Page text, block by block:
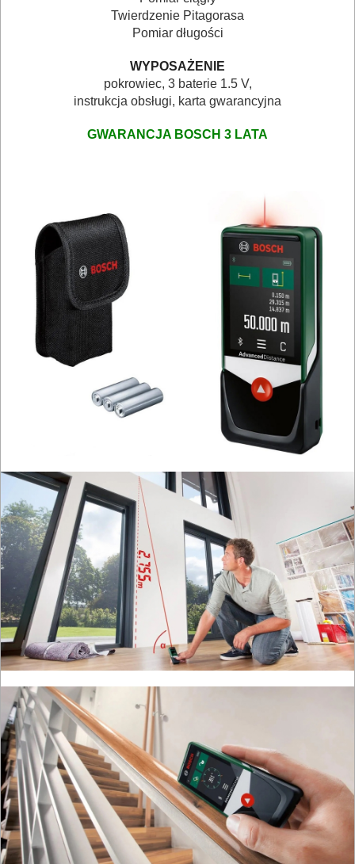
WARSZTATOWE
OSPRZĘT
HYDRAULICZNE
NARZĘDZIA
INSTALACYJNE,
PALNIKI
PNEUMATYCZNE
AKCESORIA
KOMPRESORY
SPAWALNICTWO
URZĄDZENIA
ROZRUCHOWE
PROSTOWNIKI
I
OSPRZĘT
AGREGATY
PRĄDOWE
ODZIEŻ
ROBOCZA
I
BHP
SPRZĘT
AGD
Twierdzenie Pitagorasa
Pomiar długości
WYPOSAŻENIE
pokrowiec, 3 baterie 1.5 V,
instrukcja obsługi, karta gwarancyjna
GWARANCJA BOSCH 3 LATA